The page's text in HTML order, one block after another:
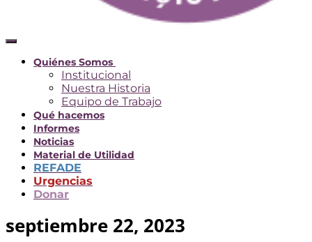
Cambiar modo de navegación
Quiénes Somos
Institucional
Nuestra Historia
Equipo de Trabajo
Qué hacemos
Informes
Noticias
Material de Utilidad
REFADE
Urgencias
Donar
septiembre 22, 2023